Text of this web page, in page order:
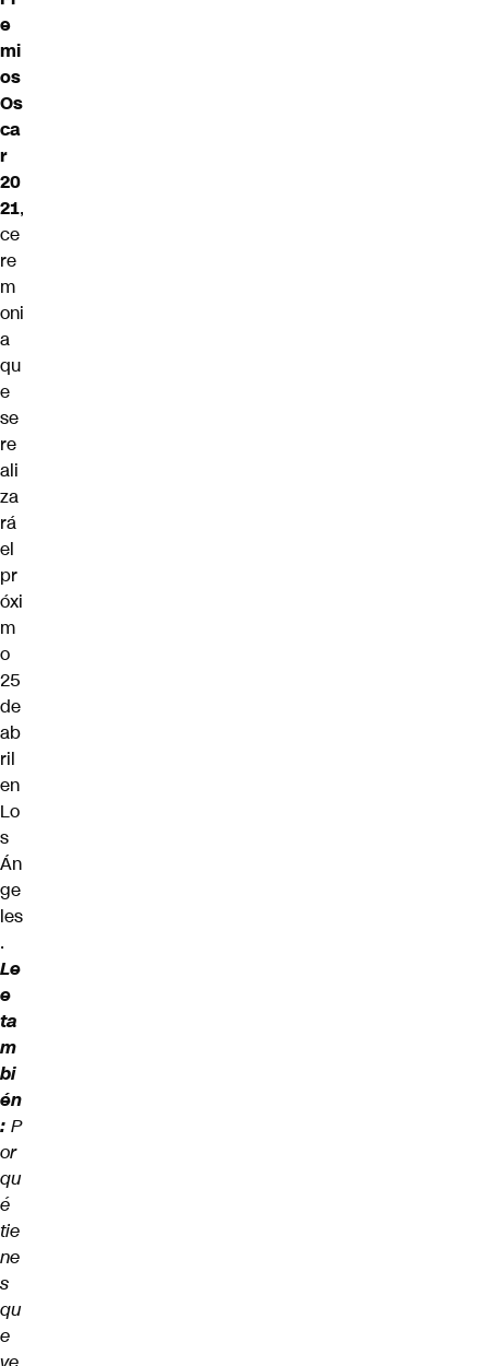
e
mi
os
Os
ca
r
20
21,
ce
re
m
oni
a
qu
e
se
re
ali
za
rá
el
pr
óxi
m
o
25
de
ab
ril
en
Lo
s
Án
ge
les
.
Le
e
ta
m
bi
én
: P
or
qu
é
tie
ne
s
qu
e